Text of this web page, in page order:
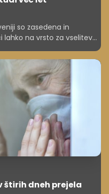
so zasedena in
lahko na vrsto za vselitev
da bodo še letos na
štirih dneh prejela